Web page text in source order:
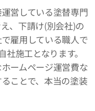
営している塗替専門
、下請け(別会社)の
雇用している職人で
施工となります。
ームページ運営費な
ことで、本当の塗装